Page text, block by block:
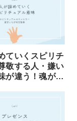
ていくスピリチ
敬する人・嫌い
が違う！魂が告